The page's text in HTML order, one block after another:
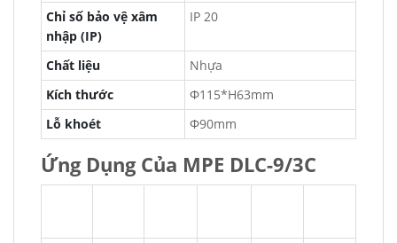
Chỉ số bảo vệ xâm
nhập (IP)
IP 20
Chất liệu
Nhựa
Kích thước
Φ115*H63mm
Lỗ khoét
Φ90mm
Ứng Dụng Của MPE DLC-9/3C